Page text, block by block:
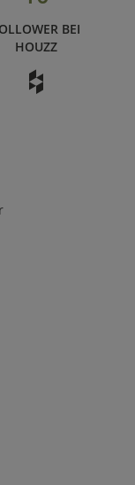
BEI
HOUZZ